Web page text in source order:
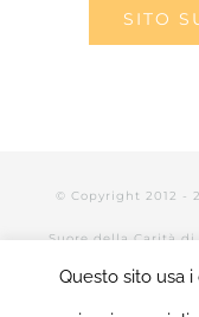
SITO
© Copyright 2012 -
Suore della Carità
RIGHTS
Questo sito usa